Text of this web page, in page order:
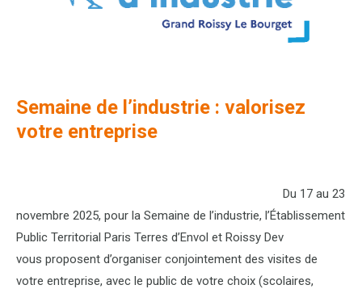
Semaine de l’industrie : valorisez
votre entreprise
Du 17 au 23
novembre 2025, pour la Semaine de l’industrie, l’Établissement
Public Territorial Paris Terres d’Envol et Roissy Dev
vous proposent d’organiser conjointement des visites de
votre entreprise, avec le public de votre choix (scolaires,